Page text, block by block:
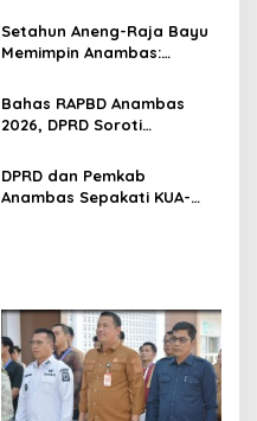
Prioritas Daerah
Setahun Aneng-Raja Bayu
Memimpin Anambas:
Pembangunan Kepulauan
Bahas RAPBD Anambas
2026, DPRD Soroti
Anggaran
DPRD dan Pemkab
Anambas Sepakati KUA-